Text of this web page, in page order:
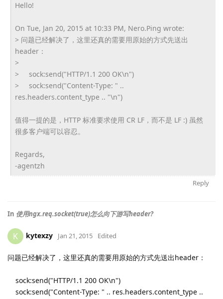
Hello!
On Tue, Jan 20, 2015 at 10:33 PM, Nero.Ping wrote:
> 问题已经解决了， 这里还真的需要用原始的方式先送出
header：
>
> sock:send("HTTP/1.1 200 OK\n")
> sock:send("Content-Type: " ..
res.headers.content_type .. "\n")
值得一提的是，HTTP 标准要求使用 CR LF，而不是 LF :) 虽然
很多客户端可以容忍。
Regards,
-agentzh
Reply
In 使用ngx.req.socket(true)怎么向下游写header?
K kytexzy Jan 21, 2015 Edited
问题已经解决了，这里还真的需要用原始的方式先送出header：
sock:send("HTTP/1.1 200 OK\n")
sock:send("Content-Type: " .. res.headers.content_type ..